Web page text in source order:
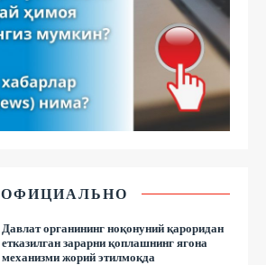
ОФИЦИАЛЬНО
Давлат органининг ноқонуний қароридан
етказилган зарарни қоплашнинг ягона
механизми жорий этилмоқда